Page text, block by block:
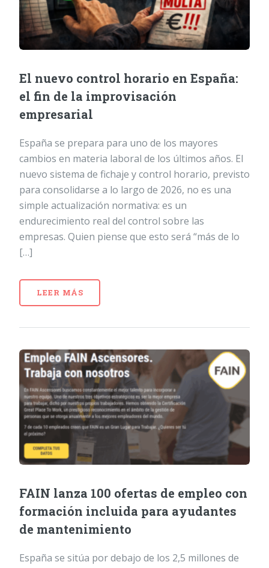
El nuevo control horario en España:
el fin de la improvisación
empresarial
España se prepara para uno de los mayores
cambios en materia laboral de los últimos años. El
nuevo sistema de fichaje y control horario, previsto
para consolidarse a lo largo de 2026, no es una
simple actualización normativa: es un
endurecimiento real del control sobre las
empresas. Quien piense que esto será “más de lo
[…]
LEER MÁS
FAIN lanza 100 ofertas de empleo con
formación incluida para ayudantes
de mantenimiento
España se sitúa por debajo de los 2,5 millones de